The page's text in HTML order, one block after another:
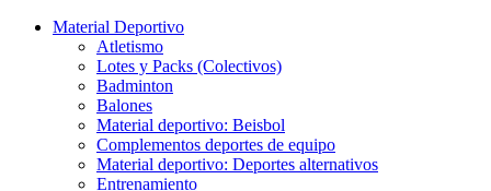
Material Deportivo
Atletismo
Lotes y Packs (Colectivos)
Badminton
Balones
Material deportivo: Beisbol
Complementos deportes de equipo
Material deportivo: Deportes alternativos
Entrenamiento